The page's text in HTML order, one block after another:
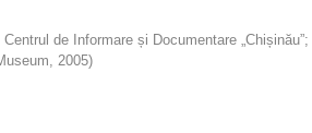
Centrul de Informare și Documentare „Chișinău”;
, 2005)